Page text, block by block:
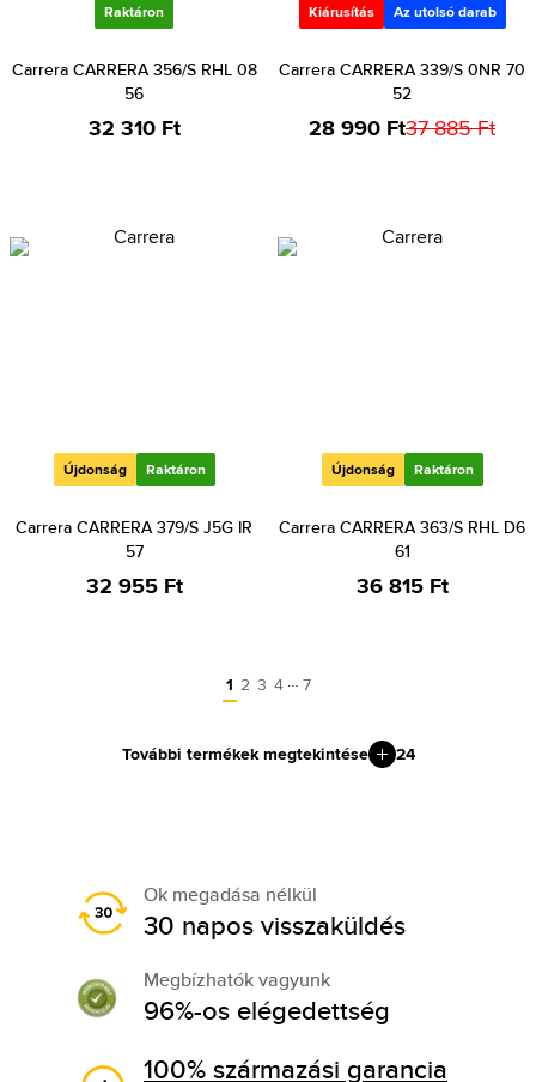
Raktáron
Carrera CARRERA 356/S RHL 08
56
32 310 Ft
Kiárusítás Az utolsó darab
Carrera CARRERA 339/S 0NR 70
52
28 990 Ft37 885 Ft
Újdonság Raktáron
Carrera CARRERA 379/S J5G IR
57
32 955 Ft
Újdonság Raktáron
Carrera CARRERA 363/S RHL D6
61
36 815 Ft
1 2 3 4 … 7
További termékek megtekintése 24
Ok megadása nélkül
30 napos visszaküldés
Megbízhatók vagyunk
96%-os elégedettség
100% származási garancia